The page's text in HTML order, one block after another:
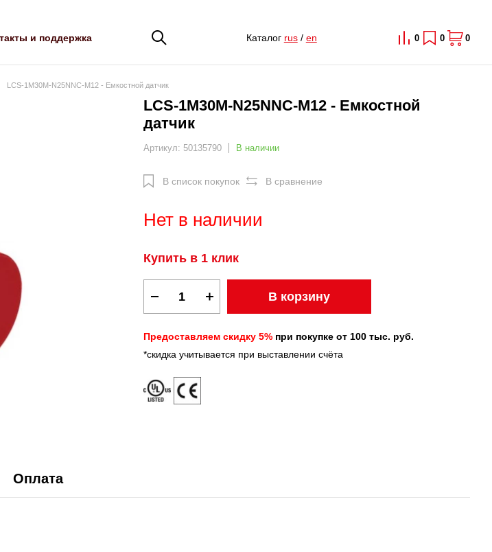
и поддержка Каталог rus/ en 0 0 0
LCS-1M30M-N25NNC-M12 - Емкостной датчик
LCS-1M30M-N25NNC-M12 - Емкостной
датчик
Артикул: 50135790 В наличии
В список покупок В сравнение
Нет в наличии
Купить в 1 клик
В корзину
Предоставляем скидку 5% при покупке от 100 тыс. руб.
*скидка учитывается при выставлении счёта
Оплата